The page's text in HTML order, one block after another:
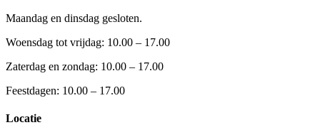
Maandag en dinsdag gesloten.
Woensdag tot vrijdag: 10.00 – 17.00
Zaterdag en zondag: 10.00 – 17.00
Feestdagen: 10.00 – 17.00
Locatie